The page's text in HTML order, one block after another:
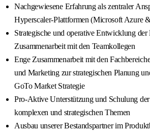
Nachgewiesene Erfahrung als zentraler
Hyperscaler-Plattformen (Microsoft Azure
Strategische und operative Entwicklung der
Zusammenarbeit mit den Teamkollegen
Enge Zusammenarbeit mit den
und Marketing zur strategischen Planung
GoTo Market Strategie
Pro-Aktive Unterstützung und Schulung der
komplexen und strategischen Themen
Ausbau unserer Bestandspartner im